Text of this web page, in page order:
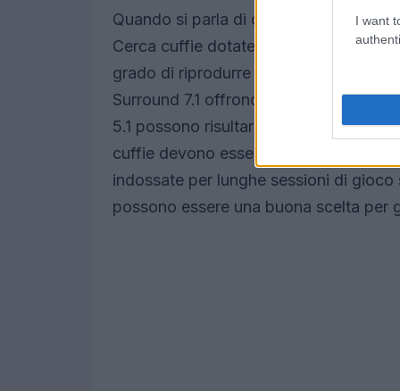
I want
Quando si parla di cuffie da gaming,
Cerca cuffie dotate di driver di
grado di riprodurre un ampio spettro
Surround 7.1 offrono un’esperienza
5.1 possono risultare più accessibili.
cuffie devono essere leggere e avere
indossate per lunghe sessioni di
possono essere una buona scelta per